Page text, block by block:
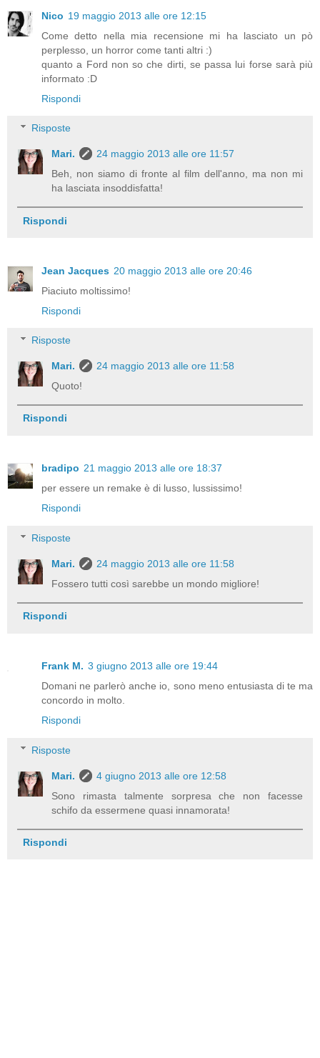
Nico 19 maggio 2013 alle ore 12:15
Come detto nella mia recensione mi ha lasciato un pò
perplesso, un horror come tanti altri :)
quanto a Ford non so che dirti, se passa lui forse sarà più
informato :D
Rispondi
Risposte
Mari.
24 maggio 2013 alle ore 11:57
Beh, non siamo di fronte al film dell'anno, ma non mi
ha lasciata insoddisfatta!
Rispondi
Jean Jacques 20 maggio 2013 alle ore 20:46
Piaciuto moltissimo!
Rispondi
Risposte
Mari.
24 maggio 2013 alle ore 11:58
Quoto!
Rispondi
bradipo 21 maggio 2013 alle ore 18:37
per essere un remake è di lusso, lussissimo!
Rispondi
Risposte
Mari.
24 maggio 2013 alle ore 11:58
Fossero tutti così sarebbe un mondo migliore!
Rispondi
Frank M. 3 giugno 2013 alle ore 19:44
Domani ne parlerò anche io, sono meno entusiasta di te ma
concordo in molto.
Rispondi
Risposte
Mari.
4 giugno 2013 alle ore 12:58
Sono rimasta talmente sorpresa che non facesse
schifo da essermene quasi innamorata!
Rispondi